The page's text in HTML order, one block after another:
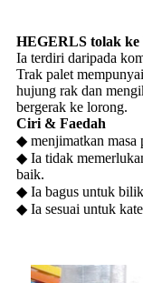
HEGERLS tolak ke
Ia terdiri daripada
Trak palet
hujung rak dan
bergerak ke lorong.
Ciri & Faedah
◆ menjimatkan masa
◆ Ia tidak
baik.
◆ Ia bagus untuk
◆ Ia sesuai untuk